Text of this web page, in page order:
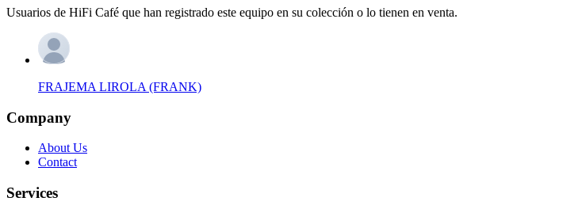
Usuarios de HiFi Café que han registrado este equipo en su colección o lo tienen en venta.
FRAJEMA LIROLA (FRANK)
Company
About Us
Contact
Services